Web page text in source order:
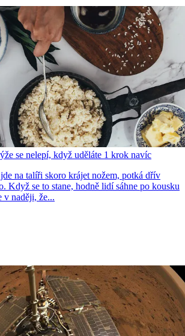
se nelepí, když uděláte 1 krok navíc
na talíři skoro krájet nožem, potká dřív
Když se to stane, hodně lidí sáhne po kousku
v naději, že...